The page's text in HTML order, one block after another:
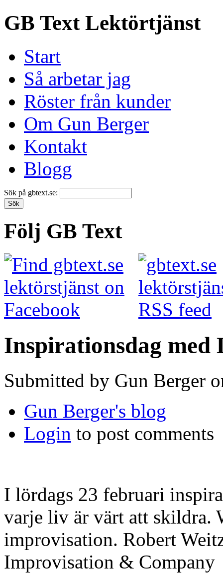
GB Text Lektörtjänst
Start
Så arbetar jag
Röster från kunder
Om Gun Berger
Kontakt
Blogg
Sök på gbtext.se:
Följ GB Text
Inspirationsdag med
Submitted by Gun Berger
Gun Berger's blog
Login to post comments
I lördags 23 februari
varje liv är värt att skildra.
improvisation. Robert
Improvisation & Company